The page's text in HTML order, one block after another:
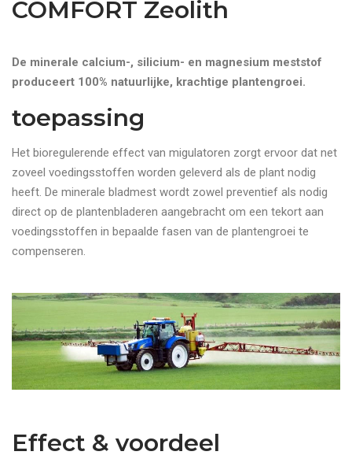
COMFORT Zeolith
De minerale calcium-, silicium- en magnesium meststof
produceert 100% natuurlijke, krachtige plantengroei.
toepassing
Het bioregulerende effect van migulatoren zorgt ervoor dat net
zoveel voedingsstoffen worden geleverd als de plant nodig
heeft. De minerale bladmest wordt zowel preventief als nodig
direct op de plantenbladeren aangebracht om een tekort aan
voedingsstoffen in bepaalde fasen van de plantengroei te
compenseren.
Effect & voordeel